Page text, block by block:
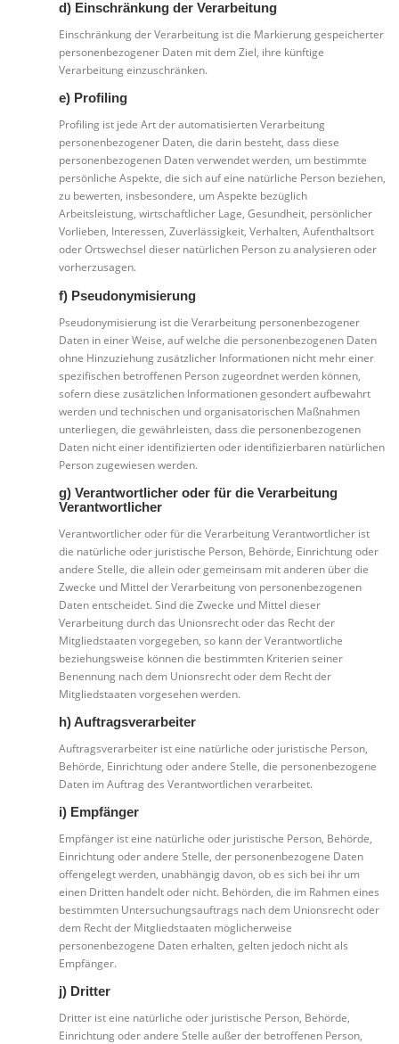
d) Einschränkung der Verarbeitung
Einschränkung der Verarbeitung ist die Markierung gespeicherter
personenbezogener Daten mit dem Ziel, ihre künftige
Verarbeitung einzuschränken.
e) Profiling
Profiling ist jede Art der automatisierten Verarbeitung
personenbezogener Daten, die darin besteht, dass diese
personenbezogenen Daten verwendet werden, um bestimmte
persönliche Aspekte, die sich auf eine natürliche Person beziehen,
zu bewerten, insbesondere, um Aspekte bezüglich
Arbeitsleistung, wirtschaftlicher Lage, Gesundheit, persönlicher
Vorlieben, Interessen, Zuverlässigkeit, Verhalten, Aufenthaltsort
oder Ortswechsel dieser natürlichen Person zu analysieren oder
vorherzusagen.
f) Pseudonymisierung
Pseudonymisierung ist die Verarbeitung personenbezogener
Daten in einer Weise, auf welche die personenbezogenen Daten
ohne Hinzuziehung zusätzlicher Informationen nicht mehr einer
spezifischen betroffenen Person zugeordnet werden können,
sofern diese zusätzlichen Informationen gesondert aufbewahrt
werden und technischen und organisatorischen Maßnahmen
unterliegen, die gewährleisten, dass die personenbezogenen
Daten nicht einer identifizierten oder identifizierbaren natürlichen
Person zugewiesen werden.
g) Verantwortlicher oder für die Verarbeitung
Verantwortlicher
Verantwortlicher oder für die Verarbeitung Verantwortlicher ist
die natürliche oder juristische Person, Behörde, Einrichtung oder
andere Stelle, die allein oder gemeinsam mit anderen über die
Zwecke und Mittel der Verarbeitung von personenbezogenen
Daten entscheidet. Sind die Zwecke und Mittel dieser
Verarbeitung durch das Unionsrecht oder das Recht der
Mitgliedstaaten vorgegeben, so kann der Verantwortliche
beziehungsweise können die bestimmten Kriterien seiner
Benennung nach dem Unionsrecht oder dem Recht der
Mitgliedstaaten vorgesehen werden.
h) Auftragsverarbeiter
Auftragsverarbeiter ist eine natürliche oder juristische Person,
Behörde, Einrichtung oder andere Stelle, die personenbezogene
Daten im Auftrag des Verantwortlichen verarbeitet.
i) Empfänger
Empfänger ist eine natürliche oder juristische Person, Behörde,
Einrichtung oder andere Stelle, der personenbezogene Daten
offengelegt werden, unabhängig davon, ob es sich bei ihr um
einen Dritten handelt oder nicht. Behörden, die im Rahmen eines
bestimmten Untersuchungsauftrags nach dem Unionsrecht oder
dem Recht der Mitgliedstaaten möglicherweise
personenbezogene Daten erhalten, gelten jedoch nicht als
Empfänger.
j) Dritter
Dritter ist eine natürliche oder juristische Person, Behörde,
Einrichtung oder andere Stelle außer der betroffenen Person,